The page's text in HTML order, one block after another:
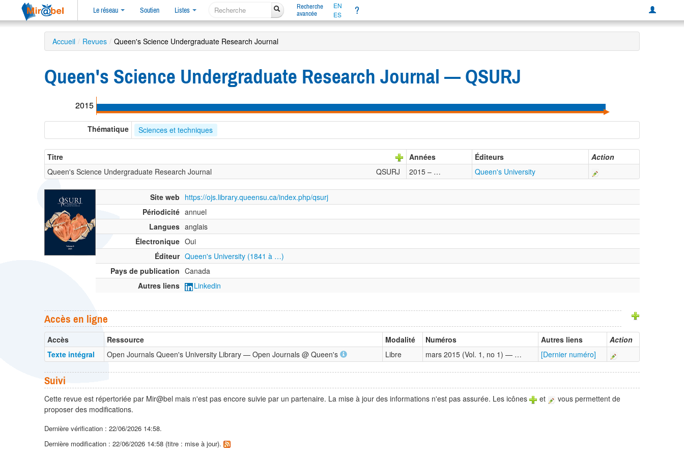
Le réseau Soutien Listes
Recherche
avancée
EN
ES
?
Accueil / Revues / Queen's Science Undergraduate Research Journal
Queen's Science Undergraduate Research Journal — QSURJ
2015
Thématique Sciences et techniques
Titre Années Éditeurs
Action
Queen's Science Undergraduate Research Journal
QSURJ 2015 – … Queen's University
Site web https://ojs.library.queensu.ca/index.php/qsurj
Périodicité annuel
Langues anglais
Électronique Oui
Éditeur Queen's University (1841 à …)
Pays de publication Canada
Autres liens
Linkedin
Accès en ligne
Accès Ressource Modalité Numéros Autres liens
Action
Texte intégral
Open Journals Queen's University Library — Open Journals @ Queen's Libre mars 2015 (Vol. 1, no 1) — … [Dernier numéro]
Suivi
Cette revue est répertoriée par Mir@bel mais n'est pas encore suivie par un partenaire. La mise à jour des informations n'est pas assurée. Les icônes et
vous permettent de
proposer des modifications.
Dernière vérification : 22/06/2026 14:58.
Dernière modification : 22/06/2026 14:58 (titre : mise à jour).